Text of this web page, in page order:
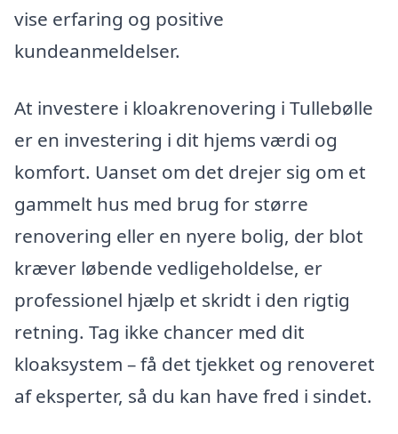
vise erfaring og positive
kundeanmeldelser.
At investere i kloakrenovering i Tullebølle
er en investering i dit hjems værdi og
komfort. Uanset om det drejer sig om et
gammelt hus med brug for større
renovering eller en nyere bolig, der blot
kræver løbende vedligeholdelse, er
professionel hjælp et skridt i den rigtig
retning. Tag ikke chancer med dit
kloaksystem – få det tjekket og renoveret
af eksperter, så du kan have fred i sindet.